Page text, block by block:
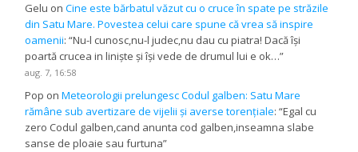
Gelu onCine este bărbatul văzut cu o cruce în spate pe străzile
din Satu Mare. Povestea celui care spune că vrea să inspire
oamenii: “Nu-l cunosc,nu-l judec,nu dau cu piatra! Dacă își
poartă crucea in liniște și își vede de drumul lui e ok…”
aug. 7, 16:58
Pop onMeteorologii prelungesc Codul galben: Satu Mare
rămâne sub avertizare de vijelii și averse torențiale: “Egal cu
zero Codul galben,cand anunta cod galben,inseamna slabe
sanse de ploaie sau furtuna”